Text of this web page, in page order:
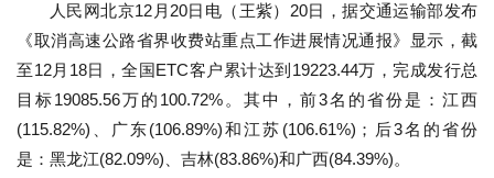
人民网北京12月20日电（王紫）20日，据交通运输部发布
《取消高速公路省界收费站重点工作进展情况通报》显示，截
至12月18日，全国ETC客户累计达到19223.44万，完成发行总
目标19085.56万的100.72%。其中，前3名的省份是：江西
(115.82%)、广东(106.89%)和江苏(106.61%)；后3名的省份
是：黑龙江(82.09%)、吉林(83.86%)和广西(84.39%)。